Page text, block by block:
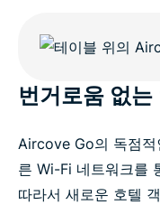
번거로움 없는
Aircove Go의 독점
른 Wi-Fi 네트워크를
따라서 새로운 호텔